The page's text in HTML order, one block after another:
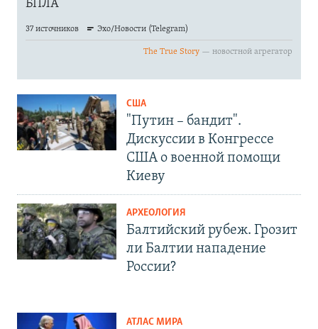
США
"Путин – бандит".
Дискуссии в Конгрессе
США о военной помощи
Киеву
АРХЕОЛОГИЯ
Балтийский рубеж. Грозит
ли Балтии нападение
России?
АТЛАС МИРА